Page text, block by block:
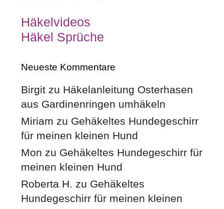
Häkelvideos
Häkel Sprüche
Neueste Kommentare
Birgit zu Häkelanleitung Osterhasen
aus Gardinenringen umhäkeln
Miriam zu Gehäkeltes Hundegeschirr
für meinen kleinen Hund
Mon zu Gehäkeltes Hundegeschirr für
meinen kleinen Hund
Roberta H. zu Gehäkeltes
Hundegeschirr für meinen kleinen